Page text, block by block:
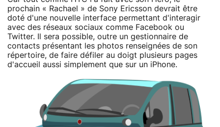
prochain « Rachael » de Sony Ericsson devrait être
doté d'une nouvelle interface permettant d'interagir
avec des réseaux sociaux comme Facebook ou
Twitter. Il sera possible, outre un gestionnaire de
contacts présentant les photos renseignées de son
répertoire, de faire défiler au doigt plusieurs pages
d'accueil aussi simplement que sur un iPhone.